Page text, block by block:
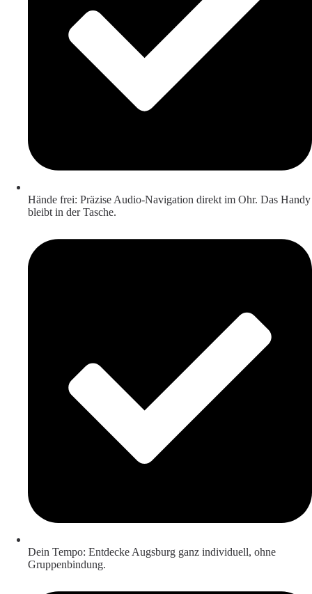
Hände frei: Präzise Audio-Navigation direkt im Ohr. Das Handy
bleibt in der Tasche.
Dein Tempo: Entdecke Augsburg ganz individuell, ohne
Gruppenbindung.